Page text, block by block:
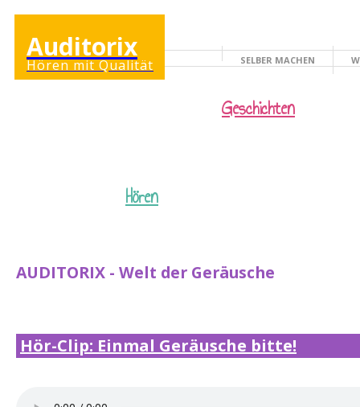
Auditorix
Hören mit Qualität KINDERSEITE
SELBER MACHEN
Hören
Geschichten
AUDITORIX - Welt der Geräusche
Hör-Clip: Einmal Geräusche bitte!